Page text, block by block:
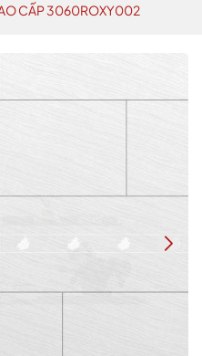
CẤP 3060ROXY002